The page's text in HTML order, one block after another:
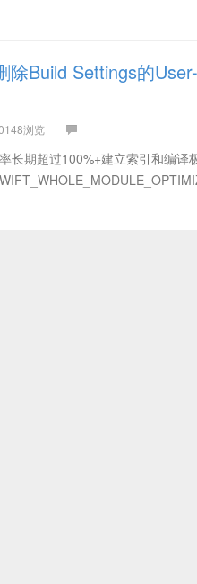
除Build Settings的
浏览
长期超过100%+建立索引和编译